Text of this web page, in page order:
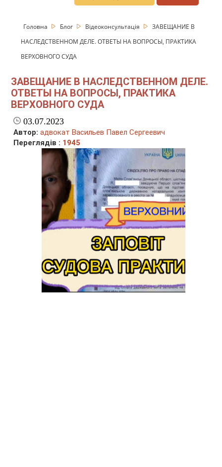
Головна Блог Відеоконсультація
ЗАВЕЩАНИЕ В
НАСЛЕДСТВЕННОМ ДЕЛЕ. ОТВЕТЫ НА ВОПРОСЫ, ПРАКТИКА
ВЕРХОВНОГО СУДА
ЗАВЕЩАНИЕ В НАСЛЕДСТВЕННОМ ДЕЛЕ.
ОТВЕТЫ НА ВОПРОСЫ, ПРАКТИКА
ВЕРХОВНОГО СУДА
03.07.2023
Автор: адвокат Васильев Павел Сергеевич
Переглядів : 1945